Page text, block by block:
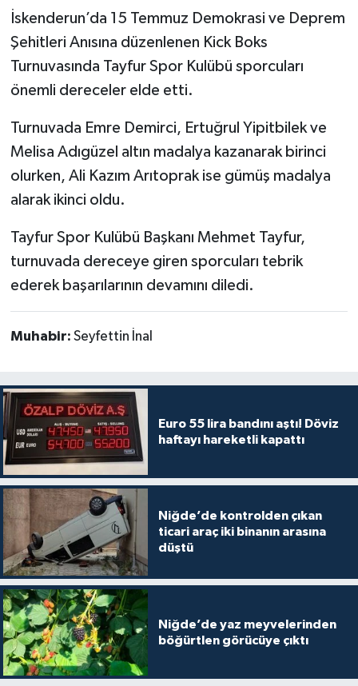
İskenderun’da 15 Temmuz Demokrasi ve Deprem
Şehitleri Anısına düzenlenen Kick Boks
Turnuvasında Tayfur Spor Kulübü sporcuları
önemli dereceler elde etti.
Turnuvada Emre Demirci, Ertuğrul Yipitbilek ve
Melisa Adıgüzel altın madalya kazanarak birinci
olurken, Ali Kazım Arıtoprak ise gümüş madalya
alarak ikinci oldu.
Tayfur Spor Kulübü Başkanı Mehmet Tayfur,
turnuvada dereceye giren sporcuları tebrik
ederek başarılarının devamını diledi.
Muhabir: Seyfettin İnal
Euro 55 lira bandını aştı! Döviz
haftayı hareketli kapattı
Niğde’de kontrolden çıkan
ticari araç iki binanın arasına
düştü
Niğde’de yaz meyvelerinden
böğürtlen görücüye çıktı